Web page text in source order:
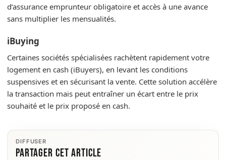
d’assurance emprunteur obligatoire et accès à une avance
sans multiplier les mensualités.
iBuying
Certaines sociétés spécialisées rachètent rapidement votre
logement en cash (iBuyers), en levant les conditions
suspensives et en sécurisant la vente. Cette solution accélère
la transaction mais peut entraîner un écart entre le prix
souhaité et le prix proposé en cash.
DIFFUSER
Partager cet article